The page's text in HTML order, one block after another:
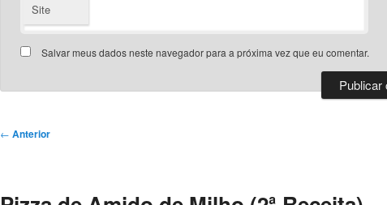
Site
Salvar meus dados neste navegador para a próxima vez que eu comentar.
Navegação
← Anterior